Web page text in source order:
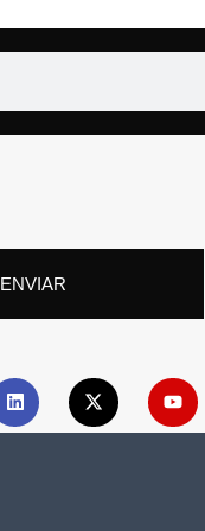
ENVIAR